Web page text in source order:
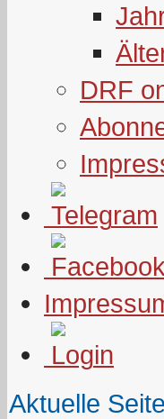
DRF
Aktuelle